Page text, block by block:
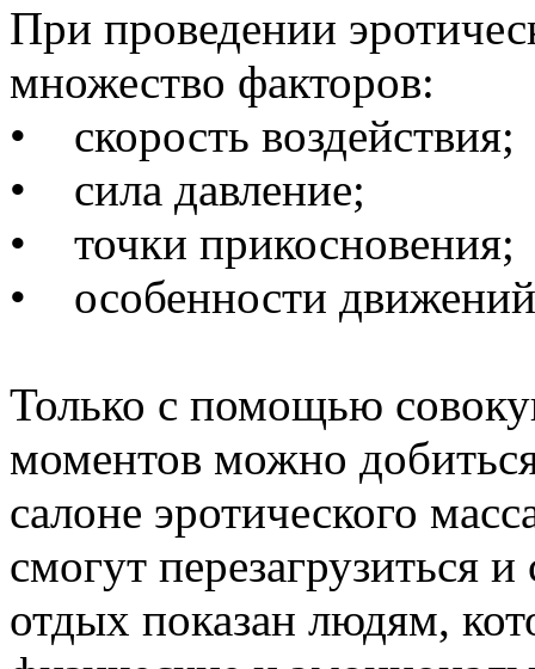
При проведении
множество факторов:
• скорость воздействия;
• сила давление;
• точки прикосновения;
• особенности
Только с помощью
моментов можно
салоне эротического
смогут перезагрузиться
отдых показан людям,